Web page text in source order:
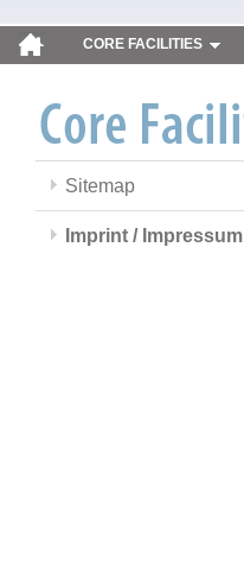
CORE FACILITIES
Sitemap
Imprint / Impressum